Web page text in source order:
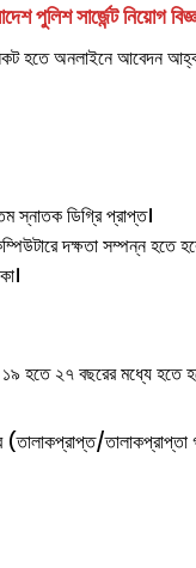
পুলিশ সার্জেন্টনিয়োগ
নিকট হতে অনলাইনে আবেদন
স্নাতক ডিগ্রি প্রাপ্ত।
দক্ষতা সম্পন্ন হতে
১৯ হতে ২৭ বছরের মধ্যে হতে
(তালাকপ্রাপ্ত/